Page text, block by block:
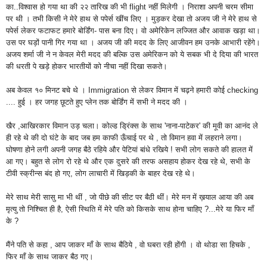
का..विश्वास हो गया था की २२ तारिख की भी flight नहीं मिलेगी । निराशा अपनी चरम सीमा
पर थी । तभी किसी ने मेरे हाथसेपपेर्स खींच लिए । मुड़कर देखा तो अजय जी ने मेरे हाथ से
पपेर्स लेकर फटाफट हमारे बोर्डिंग- पास बना दिए। वो अमेरिकेन लज्जित और आवाक खड़ा था।
उस पर घड़ों पानी गिर गया था । अजय जी की मदद के लिए आजीवन हम उनके आभारी रहेंगे।
अजय शर्मा जी ने न केवल मेरी मदद की बल्कि उस अमेरिकन को ये सबक भी दे दिया की भारत
की धरती पे खड़े होकर भारतीयों को नीचा नहीं दिखा सकते।
अब केवल १० मिनट बचे थे । Immigration से लेकर विमान में चढ़ने हमारी कोई checking
.... हुई । हर जगह छूटते हुए प्लेन तक बोर्डिंग में सभी ने मदद की ।
खैर ,आखिरकार विमान उड़ चला। कोल्ड ड्रिंक्स के साथ 'नाना-पाटेकर' की मूवी का आनंद ले
ही रहे थे की दो घंटे के बाद जब हम काफी ऊँचाई पर थे , तो विमान हवा में लहराने लगा।
घोषणा होने लगी अपनी जगह बैठे रहिये और पेटियां बांधे रखिये ! सभी लोग सकते की हालत में
आ गए। बहुत से लोग रो रहे थे और एक दुसरे की तरफ असहाय होकर देख रहे थे, सभी के
टीवी स्क्रीन्स बंद हो गए, लोग लाचारी में खिड़की के बाहर देख रहे थे।
मेरे साथ मेरी सासुमा भी थीं , जो पीछे की सीट पर बैठी थीं। मेरे मन में ख़याल आया की अब
मृत्यु तो निश्चित ही है, ऐसी स्थिति में मेरे पति को किसके साथ होना चाहिए ?...मेरे या फिर माँ
के ?
मैंने पति से कहा , आप जाकर माँ के साथ बैठिये , वो घबरा रही होंगी । वो थोडा सा हिचके ,
फिर माँ के साथ जाकर बैठ गए।